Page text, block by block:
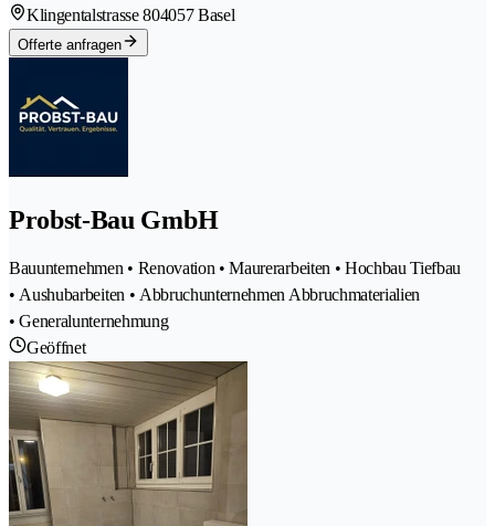
Klingentalstrasse 804057 Basel
Offerte anfragen
Probst-Bau GmbH
Bauunternehmen • Renovation • Maurerarbeiten • Hochbau Tiefbau
• Aushubarbeiten • Abbruchunternehmen Abbruchmaterialien
• Generalunternehmung
Geöffnet